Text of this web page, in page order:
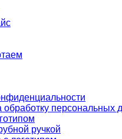
обработку персональных
ручкой